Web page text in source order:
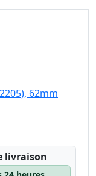
62mm
livraison